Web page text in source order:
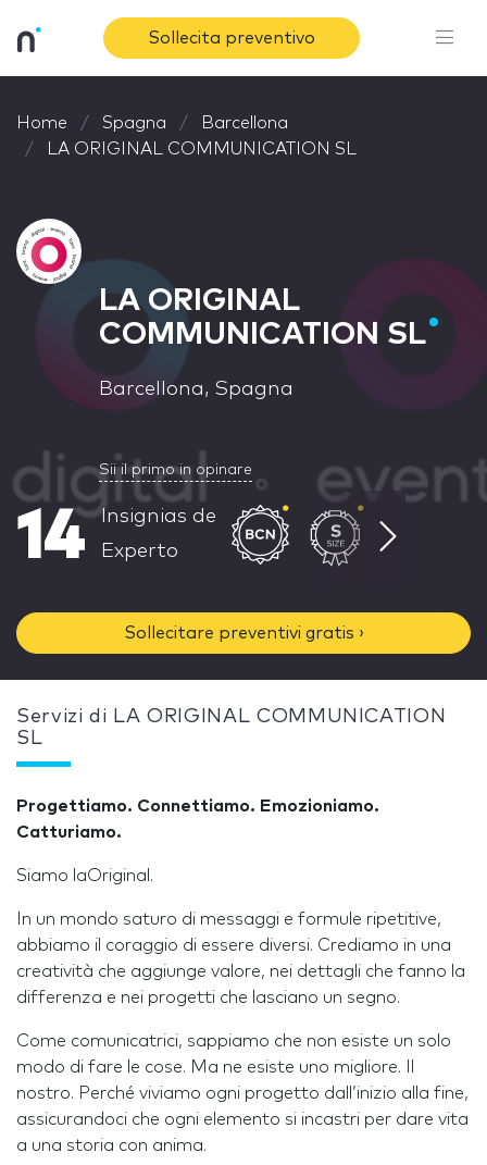
Sollecita preventivo
Home Spagna
Barcellona
LA ORIGINAL COMMUNICATION SL
LA ORIGINAL
COMMUNICATION SL
Barcellona, Spagna
Sii il primo in opinare
14
Insignias de
Experto
Sollecitare preventivi gratis ›
Servizi di LA ORIGINAL COMMUNICATION
SL
Progettiamo. Connettiamo. Emozioniamo.
Catturiamo.
Siamo laOriginal.
In un mondo saturo di messaggi e formule ripetitive,
abbiamo il coraggio di essere diversi. Crediamo in una
creatività che aggiunge valore, nei dettagli che fanno la
differenza e nei progetti che lasciano un segno.
Come comunicatrici, sappiamo che non esiste un solo
modo di fare le cose. Ma ne esiste uno migliore. Il
nostro. Perché viviamo ogni progetto dall’inizio alla fine,
assicurandoci che ogni elemento si incastri per dare vita
a una storia con anima.